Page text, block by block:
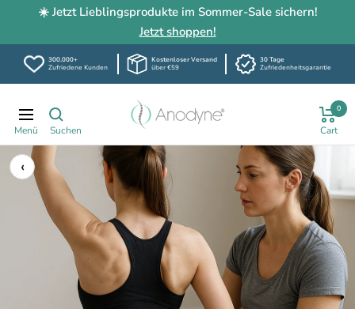
☀️ Jetzt Lieblingsprodukte im Sommer-Sale sichern!
Jetzt shoppen!
300.000+
Zufriedene Kunden
Kostenloser Versand
über €59
30 Tage
Zufriedenheitsgarantie
zum
Inhalt
Navigation
Anodyne-
shop.de
0
‹